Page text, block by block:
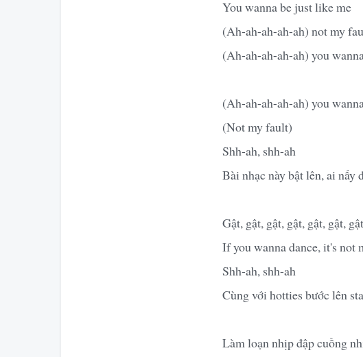
You wanna be just like me
(Ah-ah-ah-ah-ah) not my
(Ah-ah-ah-ah-ah) you
(Ah-ah-ah-ah-ah) you
(Not my fault)
Shh-ah, shh-ah
Bài nhạc này bật lên, ai nấy
Gật, gật, gật, gật, gật, gật,
If you wanna dance, it's not
Shh-ah, shh-ah
Cùng với hotties bước lên
Làm loạn nhịp đập cuồng